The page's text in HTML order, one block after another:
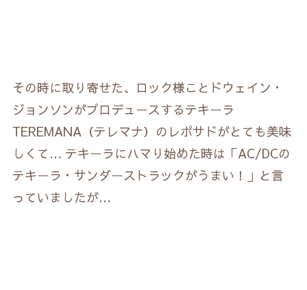
その時に取り寄せた、ロック様ことドウェイン・
ジョンソンがプロデュースするテキーラ
TEREMANA（テレマナ）のレポサドがとても美味
しくて… テキーラにハマり始めた時は「AC/DCの
テキーラ・サンダーストラックがうまい！」と言
っていましたが…